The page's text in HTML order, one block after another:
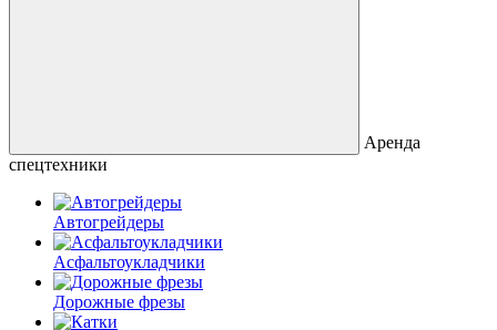
Аренда
спецтехники
Автогрейдеры
Асфальто­укладчики
Дорожные фрезы